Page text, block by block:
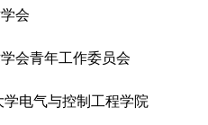
会
会青年工作委员会
与控制工程学院